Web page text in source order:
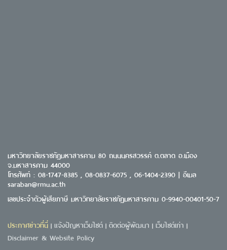
มหาวิทยาลัยราชภัฏมหาสารคาม 80 ถนนนครสวรรค์ ต.ตลาด อ.เมือง
จ.มหาสารคาม 44000
โทรศัพท์ : 08-1747-8385 , 08-0837-6075 , 06-1404-2390 | อีเมล
saraban@rmu.ac.th
เลขประจำตัวผู้เสียภาษี มหาวิทยาลัยราชภัฏมหาสารคาม 0-9940-00401-50-7
ประกาศข่าวที่นี่ | แจ้งปัญหาเว็บไซต์ | ติดต่อผู้พัฒนา | เว็บไซต์เก่า |
Disclaimer & Website Policy